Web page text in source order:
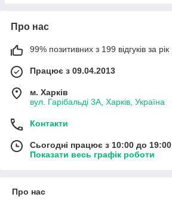
Про нас
99% позитивних з 199 відгуків за рік
Працює з 09.04.2013
м. Харків
вул. Гарібальді 3А, Харків, Україна
Контакти
Сьогодні працює з 10:00 до 19:00
Показати весь графік роботи
Про нас